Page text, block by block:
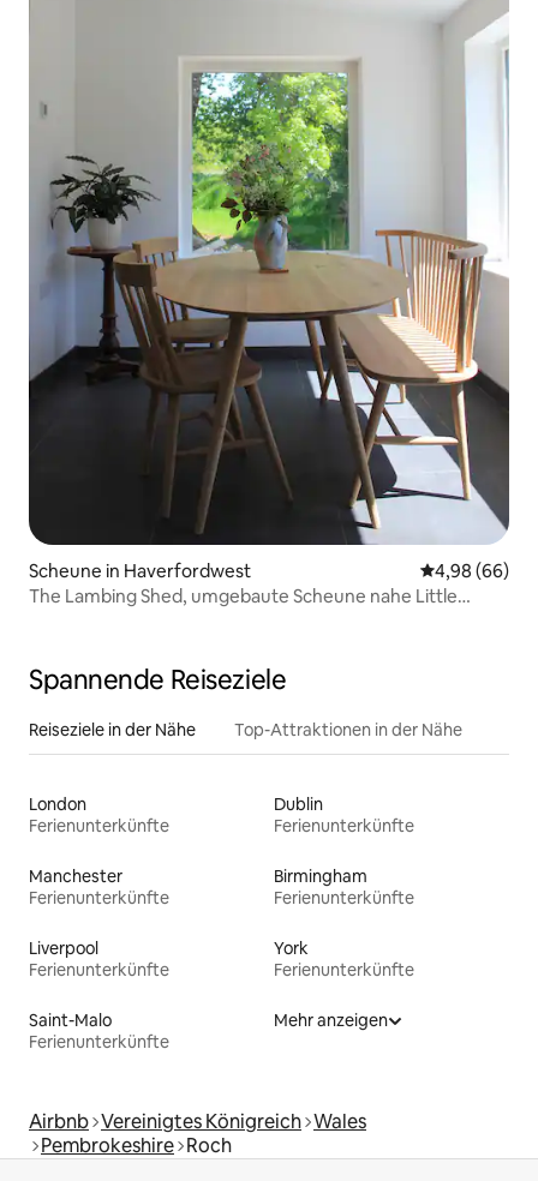
Scheune in Haverfordwest
4,98 (66)
The Lambing Shed, umgebaute Scheune nahe Little
Spannende Reiseziele
Reiseziele in der Nähe Top-Attraktionen in der Nähe
London
Ferienunterkünfte
Dublin
Ferienunterkünfte
Manchester
Ferienunterkünfte
Birmingham
Ferienunterkünfte
Liverpool
Ferienunterkünfte
York
Ferienunterkünfte
Saint-Malo
Ferienunterkünfte
Mehr anzeigen
Airbnb Vereinigtes Königreich Wales
Pembrokeshire Roch